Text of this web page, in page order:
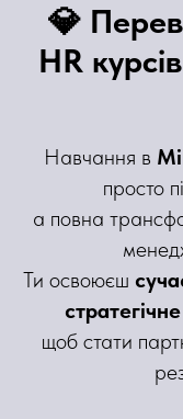
💎
HR
Навчання в
просто
а повна
Ти освоюєш
щоб стати